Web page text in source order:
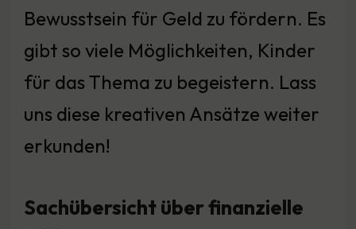
Bewusstsein für Geld zu fördern. Es
gibt so viele Möglichkeiten, Kinder
für das Thema zu begeistern. Lass
uns diese kreativen Ansätze weiter
erkunden!
Sachübersicht über finanzielle